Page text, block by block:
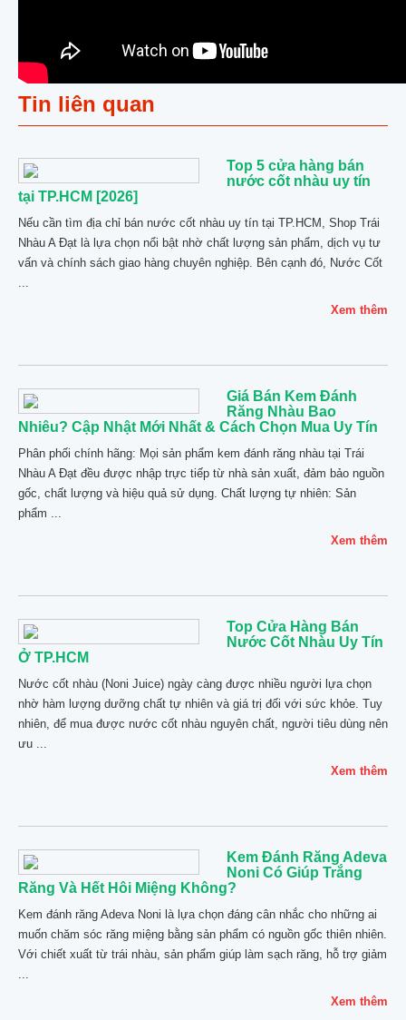
Tin liên quan
Top 5 cửa hàng bán
nước cốt nhàu uy tín
tại TP.HCM [2026]
Nếu cần tìm địa chỉ bán nước cốt nhàu uy tín tại TP.HCM, Shop Trái
Nhàu A Đạt là lựa chọn nổi bật nhờ chất lượng sản phẩm, dịch vụ tư
vấn và chính sách giao hàng chuyên nghiệp. Bên cạnh đó, Nước Cốt
...
Xem thêm
Giá Bán Kem Đánh
Răng Nhàu Bao
Nhiêu? Cập Nhật Mới Nhất & Cách Chọn Mua Uy Tín
Phân phối chính hãng: Mọi sản phẩm kem đánh răng nhàu tại Trái
Nhàu A Đạt đều được nhập trực tiếp từ nhà sản xuất, đảm bảo nguồn
gốc, chất lượng và hiệu quả sử dụng. Chất lượng tự nhiên: Sản
phẩm ...
Xem thêm
Top Cửa Hàng Bán
Nước Cốt Nhàu Uy Tín
Ở TP.HCM
Nước cốt nhàu (Noni Juice) ngày càng được nhiều người lựa chọn
nhờ hàm lượng dưỡng chất tự nhiên và giá trị đối với sức khỏe. Tuy
nhiên, để mua được nước cốt nhàu nguyên chất, người tiêu dùng nên
ưu ...
Xem thêm
Kem Đánh Răng Adeva
Noni Có Giúp Trắng
Răng Và Hết Hôi Miệng Không?
Kem đánh răng Adeva Noni là lựa chọn đáng cân nhắc cho những ai
muốn chăm sóc răng miệng bằng sản phẩm có nguồn gốc thiên nhiên.
Với chiết xuất từ trái nhàu, sản phẩm giúp làm sạch răng, hỗ trợ giảm
...
Xem thêm